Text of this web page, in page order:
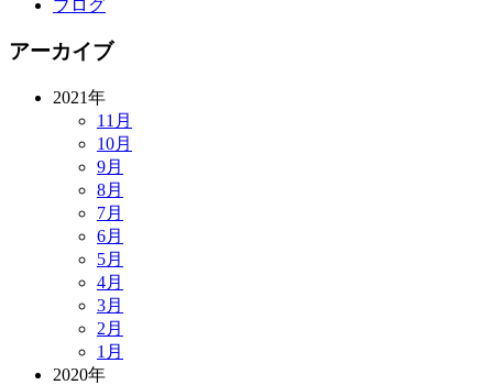
ブログ
アーカイブ
2021年
11月
10月
9月
8月
7月
6月
5月
4月
3月
2月
1月
2020年